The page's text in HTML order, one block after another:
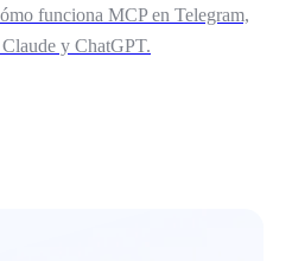
funciona MCP en Telegram,
y ChatGPT.